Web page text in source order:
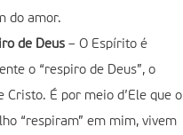
do amor.
de Deus – O Espírito é
o “respiro de Deus”, o
Cristo. É por meio d’Ele que o
“respiram” em mim, vivem